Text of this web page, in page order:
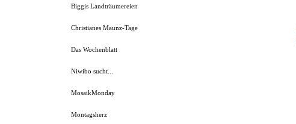
Biggis Landträumereien
Christianes Maunz-Tage
Das Wochenblatt
Niwibo sucht...
MosaikMonday
Montagsherz